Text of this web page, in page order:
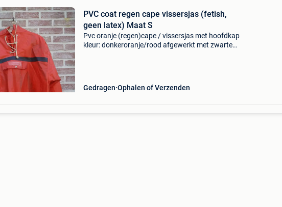
PVC coat regen cape vissersjas (fetish,
geen latex) Maat S
Pvc oranje (regen)cape / vissersjas met hoofdkap
kleur: donkeroranje/rood afgewerkt met zwarte
Gedragen Ophalen of Verzenden